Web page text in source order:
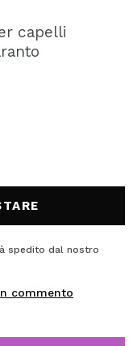
potrai fare i tuoi
dei tuoi ordini e
capelli
spedito dal nostro
commento